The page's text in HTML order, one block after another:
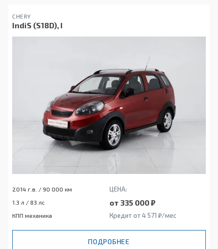
CHERY
IndiS (S18D), I
2014 г.в. / 90 000 км ЦЕНА:
1.3 л / 83 лс от 335 000 ₽
КПП механика Кредит от 4 571 ₽/мес
ПОДРОБНЕЕ